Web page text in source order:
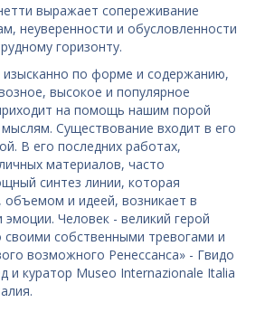
выражает сопереживание
неуверенности и обусловленности
горизонту.
изысканно по форме и содержанию,
высокое и популярное
на помощь нашим порой
Существование входит в его
В его последних работах,
материалов, часто
синтез линии, которая
и идеей, возникает в
эмоции. Человек - великий герой
своими собственными тревогами и
возможного Ренессанса» - Гвидо
и куратор Museo Internazionale Italia